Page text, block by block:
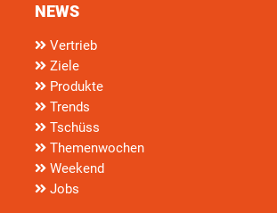
NEWS
Vertrieb
Ziele
Produkte
Trends
Tschüss
Themenwochen
Weekend
Jobs